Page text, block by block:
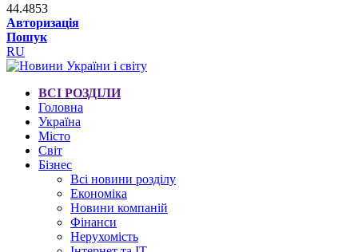
44.4853
Авторизація
Пошук
RU
ВСІ РОЗДІЛИ
Головна
Україна
Місто
Світ
Бізнес
Всі новини розділу
Економіка
Новини компаній
Фінанси
Нерухомість